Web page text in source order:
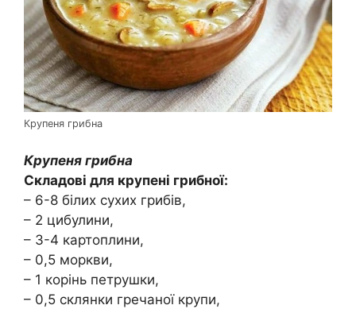
Крупеня грибна
Крупеня грибна
Складові для крупені грибної:
– 6-8 білих сухих грибів,
– 2 цибулини,
– 3-4 картоплини,
– 0,5 моркви,
– 1 корінь петрушки,
– 0,5 склянки гречаної крупи,